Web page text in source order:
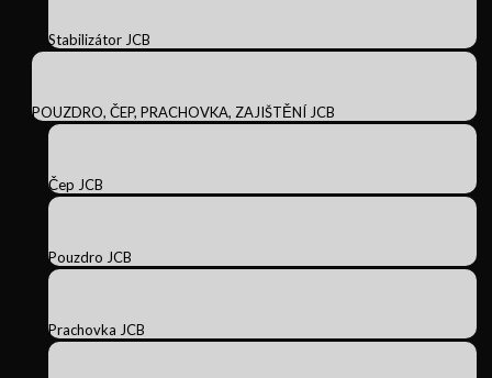
Stabilizátor JCB
POUZDRO, ČEP, PRACHOVKA, ZAJIŠTĚNÍ JCB
Čep JCB
Pouzdro JCB
Prachovka JCB